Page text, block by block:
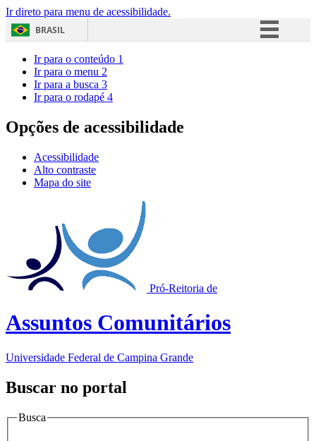
Ir direto para menu de acessibilidade.
BRASIL
Acesso à informação
Ir para o conteúdo 1
Ir para o menu 2
Ir para a busca 3
Ir para o rodapé 4
Opções de acessibilidade
Acessibilidade
Alto contraste
Mapa do site
Pró-Reitoria de
Assuntos Comunitários
Universidade Federal de Campina Grande
Buscar no portal
Busca